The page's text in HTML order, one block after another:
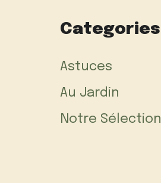
Categories
Astuces
Au Jardin
Notre Sélection